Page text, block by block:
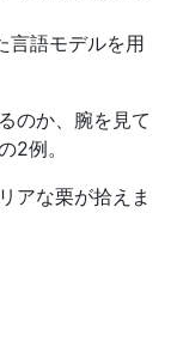
言語モデルを用
のか、腕を見て
2例。
アな栗が拾えま